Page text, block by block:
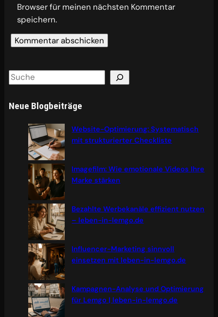
Browser für meinen nächsten Kommentar
speichern.
S
e
aNeue Blogbeiträge
Website-Optimierung: Systematisch
mit strukturierter Checkliste
Imagefilm: Wie emotionale Videos Ihre
Marke stärken
Bezahlte Werbekanäle effizient nutzen
– leben-in-lemgo.de
Influencer-Marketing sinnvoll
einsetzen mit leben-in-lemgo.de
Kampagnen-Analyse und Optimierung
für Lemgo | leben-in-lemgo.de